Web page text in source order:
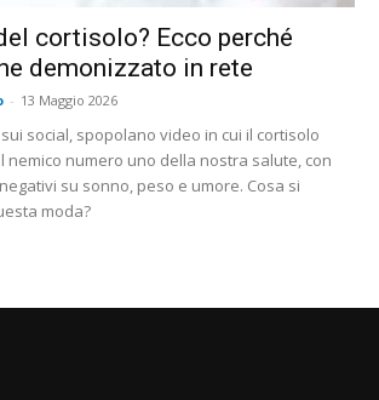
cortisolo? Ecco perché
demonizzato in rete
- 13 Maggio 2026
social, spopolano video in cui il cortisolo
nemico numero uno della nostra salute, con
su sonno, peso e umore. Cosa si
moda?